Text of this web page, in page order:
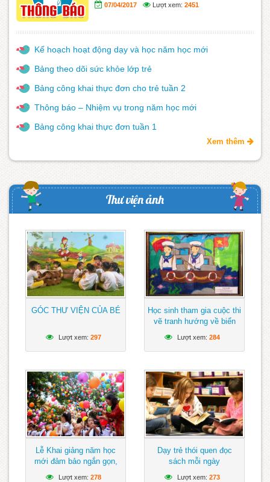
07/04/2017 Lượt xem: 2451
Kế hoạch hoạt động dạy và học năm học mới
Bảng theo dõi sức khỏe lớp trẻ
Bảng công khai thực đơn cho trẻ tuần 2
Thông báo – Nhiệm vụ trong năm học mới
Bảng công khai thực đơn tuần 1
Xem thêm
Thư viện ảnh
GÓC THƯ VIỆN CỦA BÉ
Lượt xem: 297
Học sinh tham gia cuộc thi
vẽ tranh hướng về biển
Lượt xem: 284
Lễ Khai giảng năm học
mới đảm bảo ngắn gọn,
Lượt xem: 278
Dạy trẻ thói quen đọc
sách mỗi ngày
Lượt xem: 273